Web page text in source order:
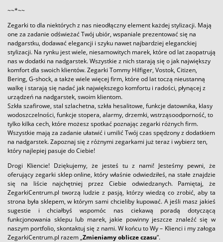
~~*~~
Zegarki to dla niektórych z nas nieodłączny element każdej stylizacji. Mają
one za zadanie odświeżać Twój ubiór, wspaniale prezentować się na
nadgarstku, dodawać elegancji i szyku nawet najbardziej eleganckiej
stylizacji. Na rynku jest wiele, niesamowitych marek, które od lat zaopatrują
nas w dodatki na nadgarstek. Wszystkie z nich starają się o jak największy
komfort dla swoich klientów. Zegarki Tommy Hilfiger, Vostok, Citizen,
Bering, G-shock, a także wiele więcej firm, które od lat toczą nieustanną
walkę i starają się nadać jak największego komfortu i radości, płynącej z
urządzeń na nadgarstek, swoim klientom.
Szkła szafirowe, stal szlachetna, szkła hesalitowe, funkcje datownika, klasy
wodoszczelności, funkcje stopera, alarmy, drzemki, wstrząsoodporność, to
tylko kilka cech, które możesz spotkać poznając zegarki różnych firm.
Wszystkie mają za zadanie ułatwić i umilić Twój czas spędzony z dodatkiem
na nadgarstek. Zapoznaj się z różnymi zegarkami już teraz i wybierz ten,
który najlepiej pasuje do Ciebie!
Drogi Kliencie! Dziękujemy, że jesteś tu z nami! Jesteśmy pewni, że
oferujący zegarki sklep online, który właśnie odwiedziłeś, na stałe znajdzie
się na liście najchętniej przez Ciebie odwiedzanych. Pamiętaj, że
ZegarkiCentrum.pl tworzą ludzie z pasją, którzy wiedzą co zrobić, aby ta
strona była sklepem, w którym sami chcieliby kupować. A jeśli masz jakieś
sugestie i chciałbyś wspomóc nas ciekawą poradą dotyczącą
funkcjonowania sklepu lub marek, jakie powinny jeszcze znaleźć się w
naszym portfolio, skontaktuj się z nami. W końcu to Wy – Klienci i my załoga
ZegarkiCentrum.pl razem „Zmieniamy oblicze czasu”.